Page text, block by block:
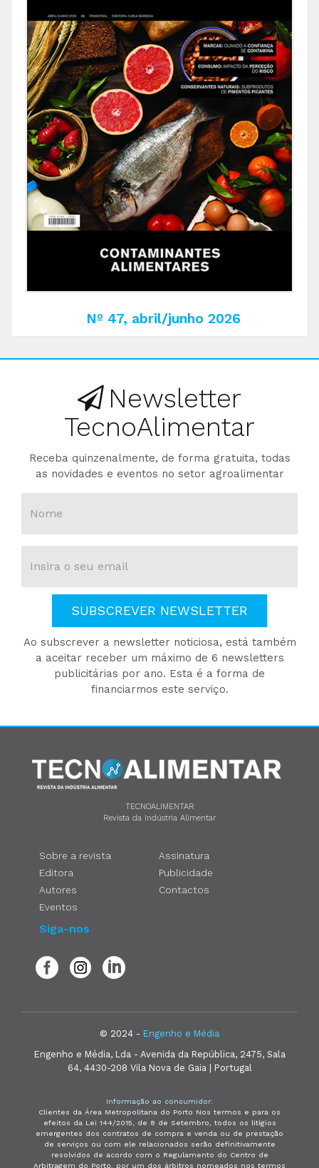
Nº 47, abril/junho 2026
Newsletter
TecnoAlimentar
Receba quinzenalmente, de forma gratuita, todas
as novidades e eventos no setor agroalimentar
SUBSCREVER NEWSLETTER
Ao subscrever a newsletter noticiosa, está também
a aceitar receber um máximo de 6 newsletters
publicitárias por ano. Esta é a forma de
financiarmos este serviço.
TECNOALIMENTAR
Revista da Indústria Alimentar
Sobre a revista
Editora
Autores
Eventos
Assinatura
Publicidade
Contactos
Siga-nos
© 2024 - Engenho e Média
Engenho e Média, Lda - Avenida da República, 2475, Sala
64, 4430-208 Vila Nova de Gaia | Portugal
Informação ao consumidor:
Clientes da Área Metropolitana do Porto Nos termos e para os
efeitos da Lei 144/2015, de 8 de Setembro, todos os litígios
emergentes dos contratos de compra e venda ou de prestação
de serviços ou com ele relacionados serão definitivamente
resolvidos de acordo com o Regulamento do Centro de
Arbitragem do Porto, por um dos árbitros nomeados nos termos